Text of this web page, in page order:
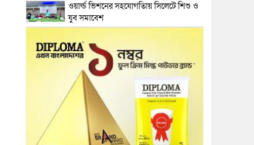
ওয়ার্ল্ড ভিশনের সহযোগতিায় সিলেটে শিশু ও
যুব সমাবেশ